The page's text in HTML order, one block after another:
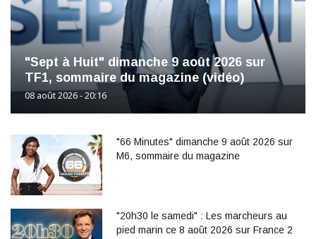
"Sept à Huit" dimanche 9 août 2026 sur
TF1, sommaire du magazine (vidéo)
08 août 2026 - 20:16
"66 Minutes" dimanche 9 août 2026 sur
M6, sommaire du magazine
"20h30 le samedi" : Les marcheurs au
pied marin ce 8 août 2026 sur France 2